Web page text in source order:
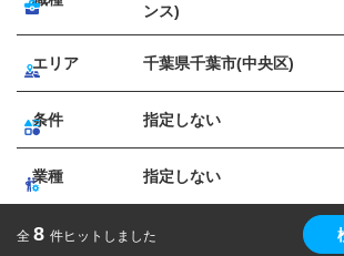
ンス)
エリア 千葉県千葉市(中央区)
条件 指定しない
業種 指定しない
全 8 件ヒットしました